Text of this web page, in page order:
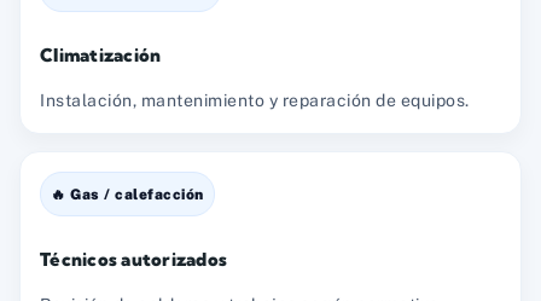
Climatización
Instalación, mantenimiento y reparación de equipos.
🔥 Gas / calefacción
Técnicos autorizados